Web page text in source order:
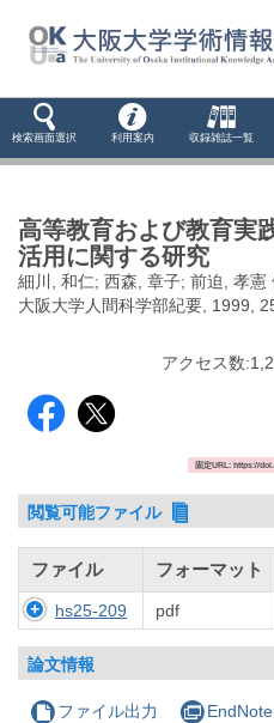
検索画面選択 利用案内 収録雑誌一覧
高等教育および教育実
活用に関する研究
細川, 和仁; 西森, 章子; 前迫, 孝憲
大阪大学人間科学部紀要, 1999,
アクセス数:
固定URL: https://
閲覧可能ファイル
ファイル フォーマット
hs25-209 pdf
論文情報
ファイル出力